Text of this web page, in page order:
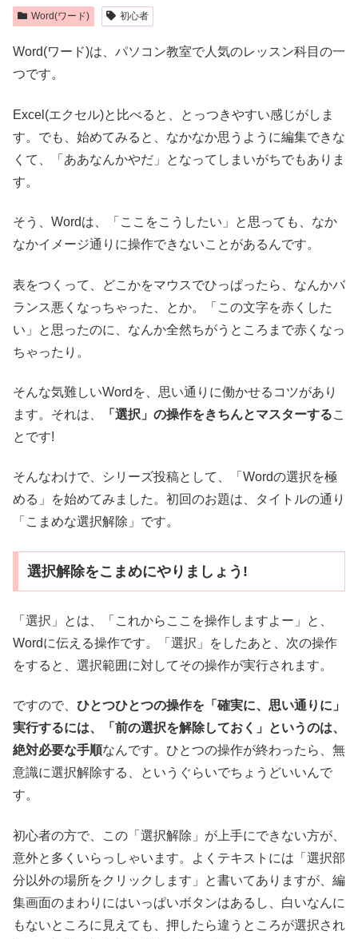
Word(ワード) 初心者
Word(ワード)は、パソコン教室で人気のレッスン科目の一
つです。
Excel(エクセル)と比べると、とっつきやすい感じがしま
す。でも、始めてみると、なかなか思うように編集できな
くて、「ああなんかやだ」となってしまいがちでもありま
す。
そう、Wordは、「ここをこうしたい」と思っても、なか
なかイメージ通りに操作できないことがあるんです。
表をつくって、どこかをマウスでひっぱったら、なんかバ
ランス悪くなっちゃった、とか。「この文字を赤くした
い」と思ったのに、なんか全然ちがうところまで赤くなっ
ちゃったり。
そんな気難しいWordを、思い通りに働かせるコツがあり
ます。それは、
「選択」の操作をきちんとマスターするこ
とです!
そんなわけで、シリーズ投稿として、「Wordの選択を極
める」を始めてみました。初回のお題は、タイトルの通り
「こまめな選択解除」です。
選択解除をこまめにやりましょう!
「選択」とは、「これからここを操作しますよー」と、
Wordに伝える操作です。「選択」をしたあと、次の操作
をすると、選択範囲に対してその操作が実行されます。
ですので、 ひとつひとつの操作を「確実に、思い通りに」
実行するには、「前の選択を解除しておく」というのは、
絶対必要な手順なんです。ひとつの操作が終わったら、無
意識に選択解除する、というぐらいでちょうどいいんで
す。
初心者の方で、この「選択解除」が上手にできない方が、
意外と多くいらっしゃいます。よくテキストには「選択部
分以外の場所をクリックします」と書いてありますが、編
集画面のまわりにはいっぱいボタンはあるし、白いなんに
もないところに見えても、押したら違うところが選択され